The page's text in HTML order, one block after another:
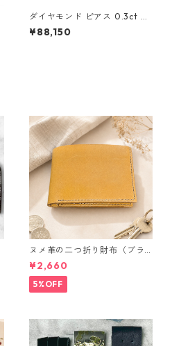
ダイヤモンド ピアス 0.3ct K1
8 ホワイトゴールド 0.3カラッ
ト 花 フラワーモチーフ ピアス
¥88,150
ヌメ革の二つ折り財布（ブラ
ウン系）
¥2,660
5%OFF